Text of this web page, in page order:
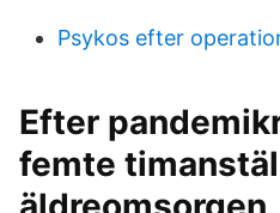
Psykos efter
Efter
femte